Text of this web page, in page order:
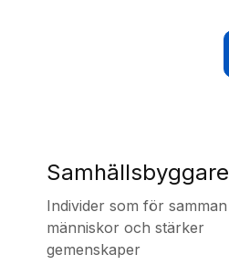
Samhällsbyggare
Individer som för samman
människor och stärker
gemenskaper